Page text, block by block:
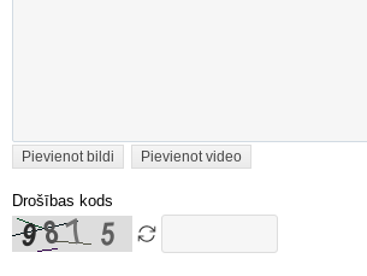
Pievienot bildi Pievienot video
Drošības kods